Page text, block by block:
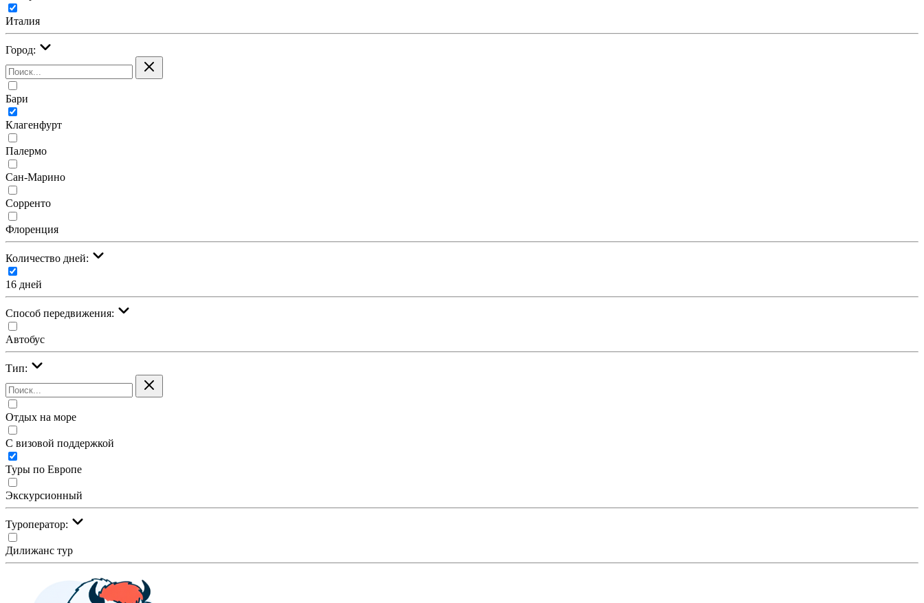
Италия
Город:
Бари
Клагенфурт
Палермо
Сан-Марино
Сорренто
Флоренция
Количество дней:
16 дней
Cпособ передвижения:
Автобус
Тип:
Отдых на море
С визовой поддержкой
Туры по Европе
Экскурсионный
Туроператор:
Дилижанс тур